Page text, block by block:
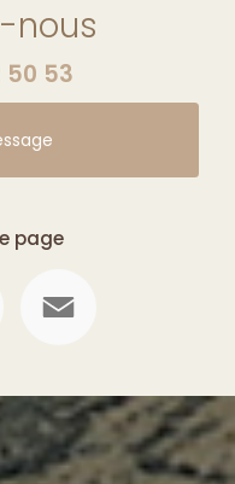
nous
50 53
page